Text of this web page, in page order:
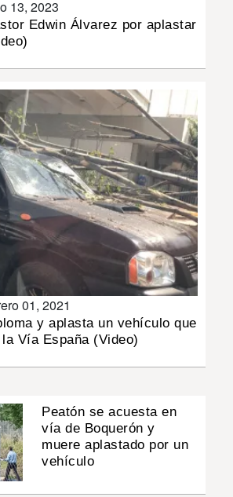
13, 2023
Edwin Álvarez por aplastar
01, 2021
y aplasta un vehículo que
Vía España (Video)
Peatón se acuesta en
vía de Boquerón y
muere aplastado por un
vehículo